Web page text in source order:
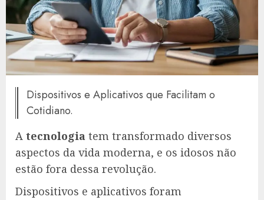
Dispositivos e Aplicativos que Facilitam o
Cotidiano.
A tecnologia tem transformado diversos
aspectos da vida moderna, e os idosos não
estão fora dessa revolução.
Dispositivos e aplicativos foram